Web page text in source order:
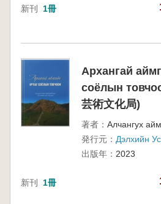
新刊 1冊
Архангай
соёлын
芸術文化局)
著者：
発行元： Дэлхийн
出版年： 2023
新刊 1冊